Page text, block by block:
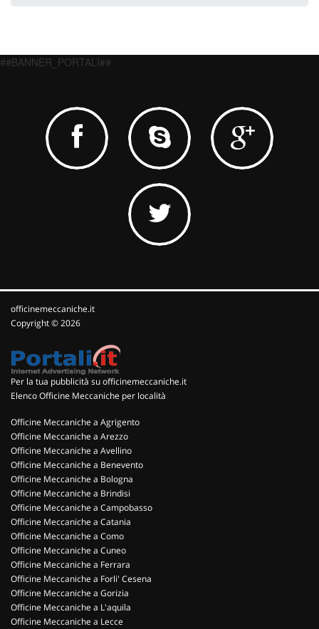
##BANNER_PORTALI##
officinemeccaniche.it
Copyright © 2026
Per la tua pubblicità su officinemeccaniche.it
Elenco Officine Meccaniche per località
Officine Meccaniche a Agrigento
Officine Meccaniche a Arezzo
Officine Meccaniche a Avellino
Officine Meccaniche a Benevento
Officine Meccaniche a Bologna
Officine Meccaniche a Brindisi
Officine Meccaniche a Campobasso
Officine Meccaniche a Catania
Officine Meccaniche a Como
Officine Meccaniche a Cuneo
Officine Meccaniche a Ferrara
Officine Meccaniche a Forli' Cesena
Officine Meccaniche a Gorizia
Officine Meccaniche a L'aquila
Officine Meccaniche a Lecce